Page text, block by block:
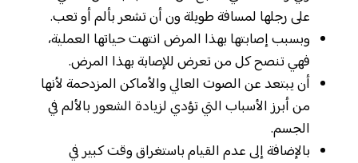
على رجلها لمسافة طويلة ون أن تشعر بألم أو تعب.
وبسبب إصابتها بهذا المرض انتهت حياتها العملية،
فهي تنصح كل من تعرض للإصابة بهذا المرض.
أن يبتعد عن الصوت العالي والأماكن المزدحمة لأنها
من أبرز الأسباب التي تؤدي لزيادة الشعور بالألم في
الجسم.
بالإضافة إلى عدم القيام باستغراق وقت كبير في